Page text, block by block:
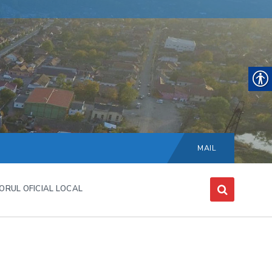
Choose
language:
MAIL
OFICIAL LOCAL